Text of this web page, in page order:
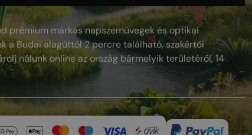
prémium márkás napszemüvegek és optikai
a Budai alagúttól 2 percre található, szakértői
nálunk online az ország bármelyik területéről, 14